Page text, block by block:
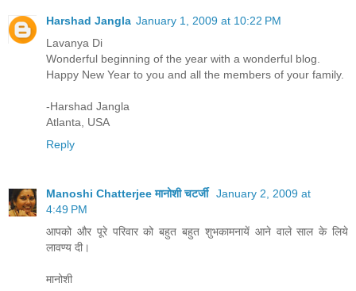
Harshad Jangla January 1, 2009 at 10:22 PM
Lavanya Di
Wonderful beginning of the year with a wonderful blog.
Happy New Year to you and all the members of your family.
-Harshad Jangla
Atlanta, USA
Reply
Manoshi Chatterjee मानोशी चटर्जी January 2, 2009 at
4:49 PM
आपको और पूरे परिवार को बहुत बहुत शुभकामनायें आने वाले साल के लिये
लावण्य दी।
मानोशी